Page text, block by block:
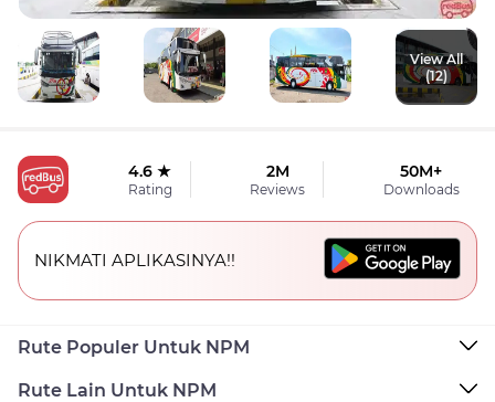
View All
(12)
4.6 ★
Rating
2M
Reviews
50M+
Downloads
NIKMATI APLIKASINYA!!
Rute Populer Untuk NPM
Rute Lain Untuk NPM